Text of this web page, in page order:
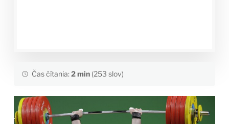
Čas čítania:2 min(253 slov)